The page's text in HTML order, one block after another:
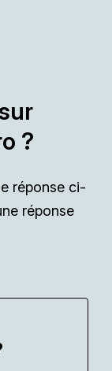
?
réponse ci-
réponse